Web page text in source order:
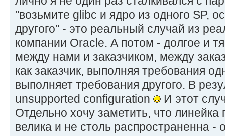
"возьмите glibc и ядро из одного SP,
другого" - это реальный случай из
компании Oracle. А потом - долгое и
между нами и заказчиком, между
как заказчик, выполняя требования
выполняет требования другого. В
unsupported configuration
И этот
Отдельно хочу заметить, что линейка
велика и не столь распространенна -